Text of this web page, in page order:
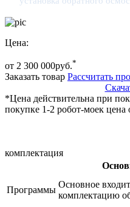
Цена:
от 2 300 000руб.*
Заказать товар Рассчитать
*Цена действительна при
покупке 1-2 робот-моек цена
комплектация
Программы
Основное
комплектацию